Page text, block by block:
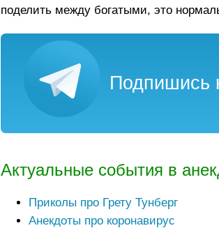
поделить между богатыми, это
Подпишись
Актуальные события в
Приколы про Грету Тунберг
Анекдоты про коронавирус